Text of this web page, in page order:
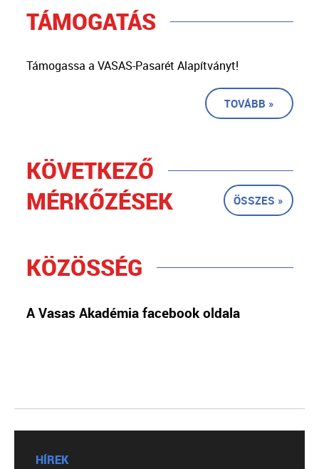
TÁMOGATÁS
Támogassa a VASAS-Pasarét Alapítványt!
TOVÁBB »
KÖVETKEZŐ
MÉRKŐZÉSEK
ÖSSZES »
KÖZÖSSÉG
A Vasas Akadémia facebook oldala
HÍREK